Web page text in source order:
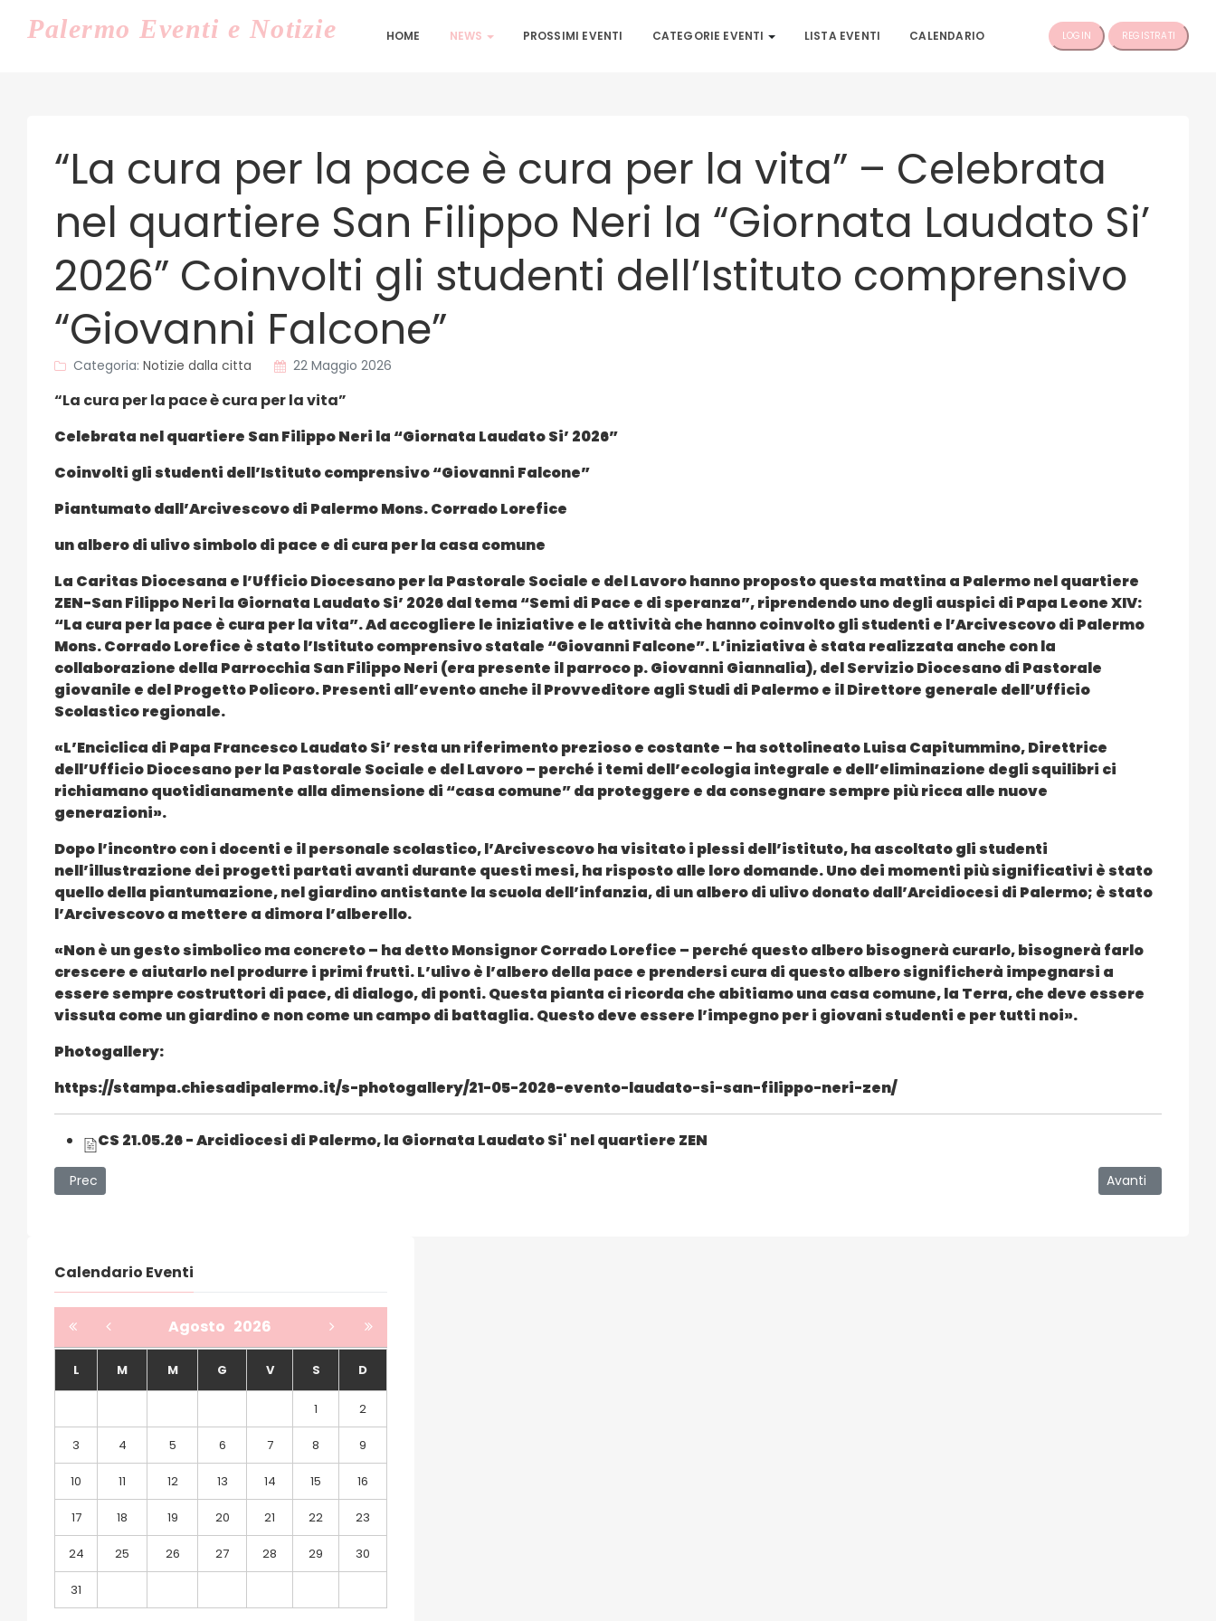
Palermo Eventi e Notizie HOME NEWS PROSSIMI EVENTI CATEGORIE EVENTI LISTA EVENTI CALENDARIO LOGIN REGISTRATI
“La cura per la pace è cura per la vita” – Celebrata
nel quartiere San Filippo Neri la “Giornata Laudato Si’
2026” Coinvolti gli studenti dell’Istituto comprensivo
“Giovanni Falcone”
Categoria: Notizie dalla citta 22 Maggio 2026
“La cura per la pace è cura per la vita”
Celebrata nel quartiere San Filippo Neri la “Giornata Laudato Si’ 2026”
Coinvolti gli studenti dell’Istituto comprensivo “Giovanni Falcone”
Piantumato dall’Arcivescovo di Palermo Mons. Corrado Lorefice
un albero di ulivo simbolo di pace e di cura per la casa comune
La Caritas Diocesana e l’Ufficio Diocesano per la Pastorale Sociale e del Lavoro hanno proposto questa mattina a Palermo nel quartiere
ZEN-San Filippo Neri la Giornata Laudato Si’ 2026 dal tema “Semi di Pace e di speranza”, riprendendo uno degli auspici di Papa Leone XIV:
“La cura per la pace è cura per la vita”. Ad accogliere le iniziative e le attività che hanno coinvolto gli studenti e l’Arcivescovo di Palermo
Mons. Corrado Lorefice è stato l’Istituto comprensivo statale “Giovanni Falcone”. L’iniziativa è stata realizzata anche con la
collaborazione della Parrocchia San Filippo Neri (era presente il parroco p. Giovanni Giannalia), del Servizio Diocesano di Pastorale
giovanile e del Progetto Policoro. Presenti all’evento anche il Provveditore agli Studi di Palermo e il Direttore generale dell’Ufficio
Scolastico regionale.
«L’Enciclica di Papa Francesco Laudato Si’ resta un riferimento prezioso e costante – ha sottolineato Luisa Capitummino, Direttrice
dell’Ufficio Diocesano per la Pastorale Sociale e del Lavoro – perché i temi dell’ecologia integrale e dell’eliminazione degli squilibri ci
richiamano quotidianamente alla dimensione di “casa comune” da proteggere e da consegnare sempre più ricca alle nuove
generazioni».
Dopo l’incontro con i docenti e il personale scolastico, l’Arcivescovo ha visitato i plessi dell’istituto, ha ascoltato gli studenti
nell’illustrazione dei progetti partati avanti durante questi mesi, ha risposto alle loro domande. Uno dei momenti più significativi è stato
quello della piantumazione, nel giardino antistante la scuola dell’infanzia, di un albero di ulivo donato dall’Arcidiocesi di Palermo; è stato
l’Arcivescovo a mettere a dimora l’alberello.
«Non è un gesto simbolico ma concreto – ha detto Monsignor Corrado Lorefice – perché questo albero bisognerà curarlo, bisognerà farlo
crescere e aiutarlo nel produrre i primi frutti. L’ulivo è l’albero della pace e prendersi cura di questo albero significherà impegnarsi a
essere sempre costruttori di pace, di dialogo, di ponti. Questa pianta ci ricorda che abitiamo una casa comune, la Terra, che deve essere
vissuta come un giardino e non come un campo di battaglia. Questo deve essere l’impegno per i giovani studenti e per tutti noi».
Photogallery:
https://stampa.chiesadipalermo.it/s-photogallery/21-05-2026-evento-laudato-si-san-filippo-neri-zen/
CS 21.05.26 - Arcidiocesi di Palermo, la Giornata Laudato Si' nel quartiere ZEN
Articolo precedente: Politiche vaccinali anti-HPV: il prof. Walter Mazzucco di UniPa, consulente esperto del Ministro della Salute, alla Side Session dell’Assemblea Mondiale della Sanità
Prec Articolo
Avanti
Calendario Eventi
Agosto 2026
L M M G V S D
1 2
3 4 5 6 7 8 9
10 11 12 13 14 15 16
17 18 19 20 21 22 23
24 25 26 27 28 29 30
31